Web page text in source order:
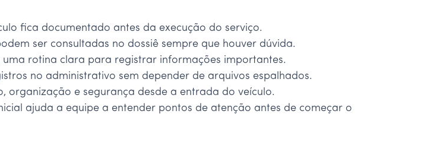
fica documentado antes da execução do serviço.
ser consultadas no dossiê sempre que houver dúvida.
uma rotina clara para registrar informações importantes.
no administrativo sem depender de arquivos espalhados.
organização e segurança desde a entrada do veículo.
ajuda a equipe a entender pontos de atenção antes de começar o